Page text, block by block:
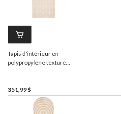
Tapis d'intérieur en
polypropylène texturé
351,99 $